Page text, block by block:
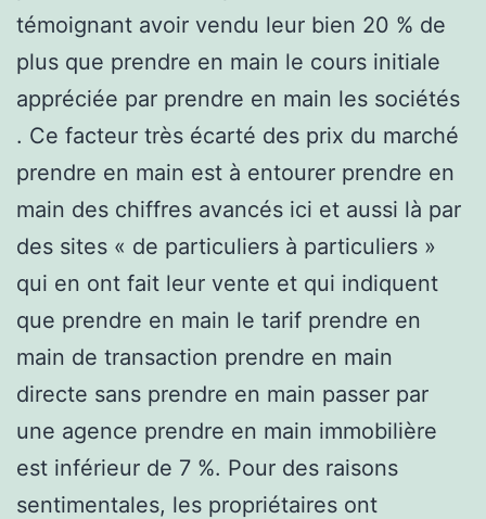
témoignant avoir vendu leur bien 20 % de
plus que prendre en main le cours initiale
appréciée par prendre en main les sociétés
. Ce facteur très écarté des prix du marché
prendre en main est à entourer prendre en
main des chiffres avancés ici et aussi là par
des sites « de particuliers à particuliers »
qui en ont fait leur vente et qui indiquent
que prendre en main le tarif prendre en
main de transaction prendre en main
directe sans prendre en main passer par
une agence prendre en main immobilière
est inférieur de 7 %. Pour des raisons
sentimentales, les propriétaires ont